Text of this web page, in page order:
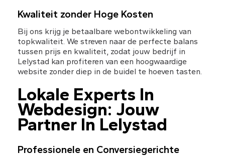
Kwaliteit zonder Hoge Kosten
Bij ons krijg je betaalbare webontwikkeling van
topkwaliteit. We streven naar de perfecte balans
tussen prijs en kwaliteit, zodat jouw bedrijf in
Lelystad kan profiteren van een hoogwaardige
website zonder diep in de buidel te hoeven tasten.
Lokale Experts In
Webdesign: Jouw
Partner In Lelystad
Professionele en Conversiegerichte